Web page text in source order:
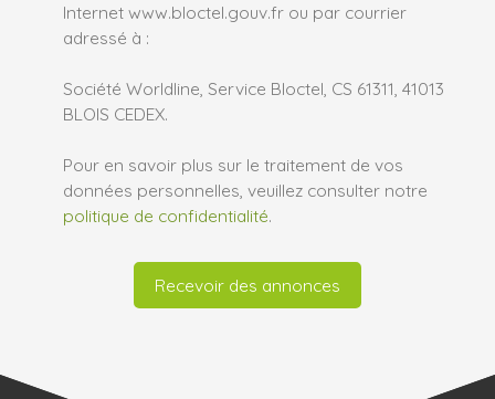
Internet www.bloctel.gouv.fr ou par courrier
adressé à :
Société Worldline, Service Bloctel, CS 61311, 41013
BLOIS CEDEX.
Pour en savoir plus sur le traitement de vos
données personnelles, veuillez consulter notre
politique de confidentialité.
Recevoir des annonces